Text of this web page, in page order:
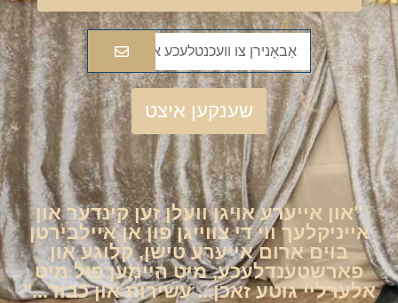
שענקען איצט
"און אייערע אויגן וועלן זען קינדער און
אייניקלעך ווי די צווייגן פון אן איילבירטן
בוים אַרום אייערע טישן, קלוגע און
פארשטענדלעכע, מיט היימען פול מיט
אלערליי גוטע זאכן... עשירות און כבוד..."